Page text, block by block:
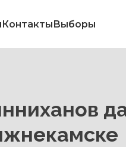
КонтактыВыборы